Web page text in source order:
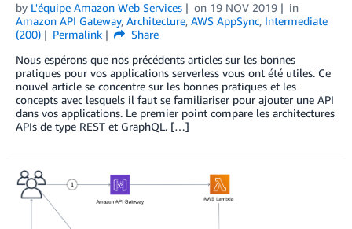
by L'équipe Amazon Web Services on 19 NOV 2019
in
Amazon API Gateway, Architecture, AWS AppSync, Intermediate
(200)
Permalink
Share
Nous espérons que nos précédents articles sur les bonnes
pratiques pour vos applications serverless vous ont été utiles. Ce
nouvel article se concentre sur les bonnes pratiques et les
concepts avec lesquels il faut se familiariser pour ajouter une API
dans vos applications. Le premier point compare les architectures
APIs de type REST et GraphQL. […]